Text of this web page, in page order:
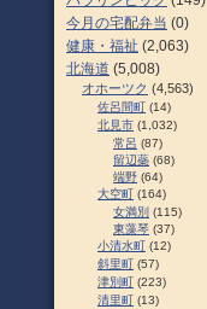
今月の宅配弁当 (0)
健康・福祉 (2,063)
北海道 (5,008)
オホーツク (4,563)
佐呂間町 (14)
北見市 (1,032)
常呂 (87)
留辺蘂 (68)
端野 (64)
大空町 (164)
女満別 (115)
東藻琴 (37)
小清水町 (12)
斜里町 (57)
津別町 (223)
清里町 (13)